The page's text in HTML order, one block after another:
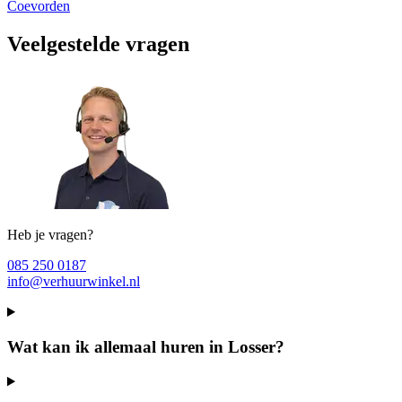
Coevorden
Veelgestelde vragen
Heb je vragen?
085 250 0187
info@verhuurwinkel.nl
Wat kan ik allemaal huren in Losser?